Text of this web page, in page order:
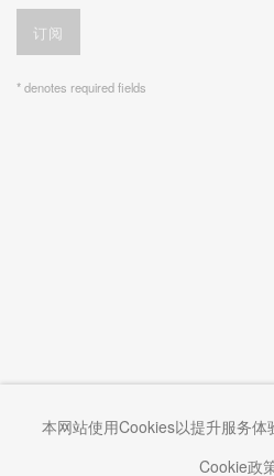
订阅
* denotes required fields
本网站使用Cookies以提升服务
Cookie政策